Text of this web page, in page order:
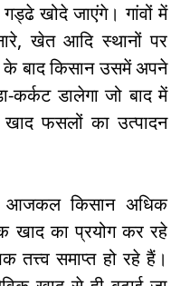
खोदे जाएंगे। गांवों में
खेत आदि स्थानों पर
बाद किसान उसमें अपने
डालेगा जो बाद में
फसलों का उत्पादन
आजकल किसान अधिक
खाद का प्रयोग कर रहे
तत्त्व समाप्त हो रहे हैं।